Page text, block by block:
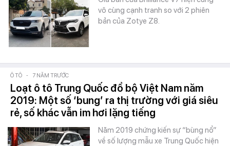
vô cùng cạnh tranh so với 2 phiên
bản của Zotye Z8.
Ô TÔ - 7 NĂM TRƯỚC
Loạt ô tô Trung Quốc đổ bộ Việt Nam năm
2019: Một số ‘bung’ ra thị trường với giá siêu
rẻ, số khác vẫn im hơi lặng tiếng
Năm 2019 chứng kiến sự “bùng nổ”
về số lượng mẫu xe Trung Quốc hiện